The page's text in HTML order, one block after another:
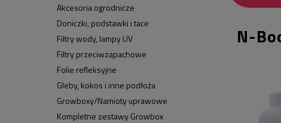
Akcesoria ogrodnicze
Doniczki, podstawki i tace
Filtry wody, lampy UV
Filtry przeciwzapachowe
Folie refleksyjne
Gleby, kokos i inne podłoża
Growboxy/Namioty uprawowe
Kompletne zestawy Growbox
N-